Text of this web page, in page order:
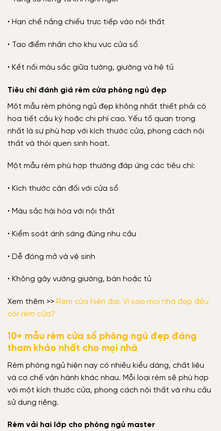
• Hạn chế nắng chiếu trực tiếp vào nội thất
• Tạo điểm nhấn cho khu vực cửa sổ
• Kết nối màu sắc giữa tường, giường và hệ tủ
Tiêu chí đánh giá rèm cửa phòng ngủ đẹp
Một mẫu rèm phòng ngủ đẹp không nhất thiết phải có
họa tiết cầu kỳ hoặc chi phí cao. Yếu tố quan trọng
nhất là sự phù hợp với kích thước cửa, phong cách nội
thất và thói quen sinh hoạt.
Một mẫu rèm phù hợp thường đáp ứng các tiêu chí:
• Kích thước cân đối với cửa sổ
• Màu sắc hài hòa với nội thất
• Kiểm soát ánh sáng đúng nhu cầu
• Dễ đóng mở và vệ sinh
• Không gây vướng giường, bàn hoặc tủ
Xem thêm >> Rèm cửa hiện đại: Vì sao mọi nhà đẹp đều
cór rèm cửa?
10+ mẫu rèm cửa sổ phòng ngủ đẹp đáng
tham khảo nhất cho mọi nhà
Rèm phòng ngủ hiện nay có nhiều kiểu dáng, chất liệu
và cơ chế vận hành khác nhau. Mỗi loại rèm sẽ phù hợp
với một kích thước cửa, phong cách nội thất và nhu cầu
sử dụng riêng.
Rèm vải hai lớp cho phòng ngủ master